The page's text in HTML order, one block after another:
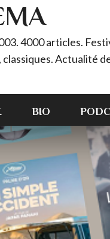
4000 articles.
Actualité
BIO